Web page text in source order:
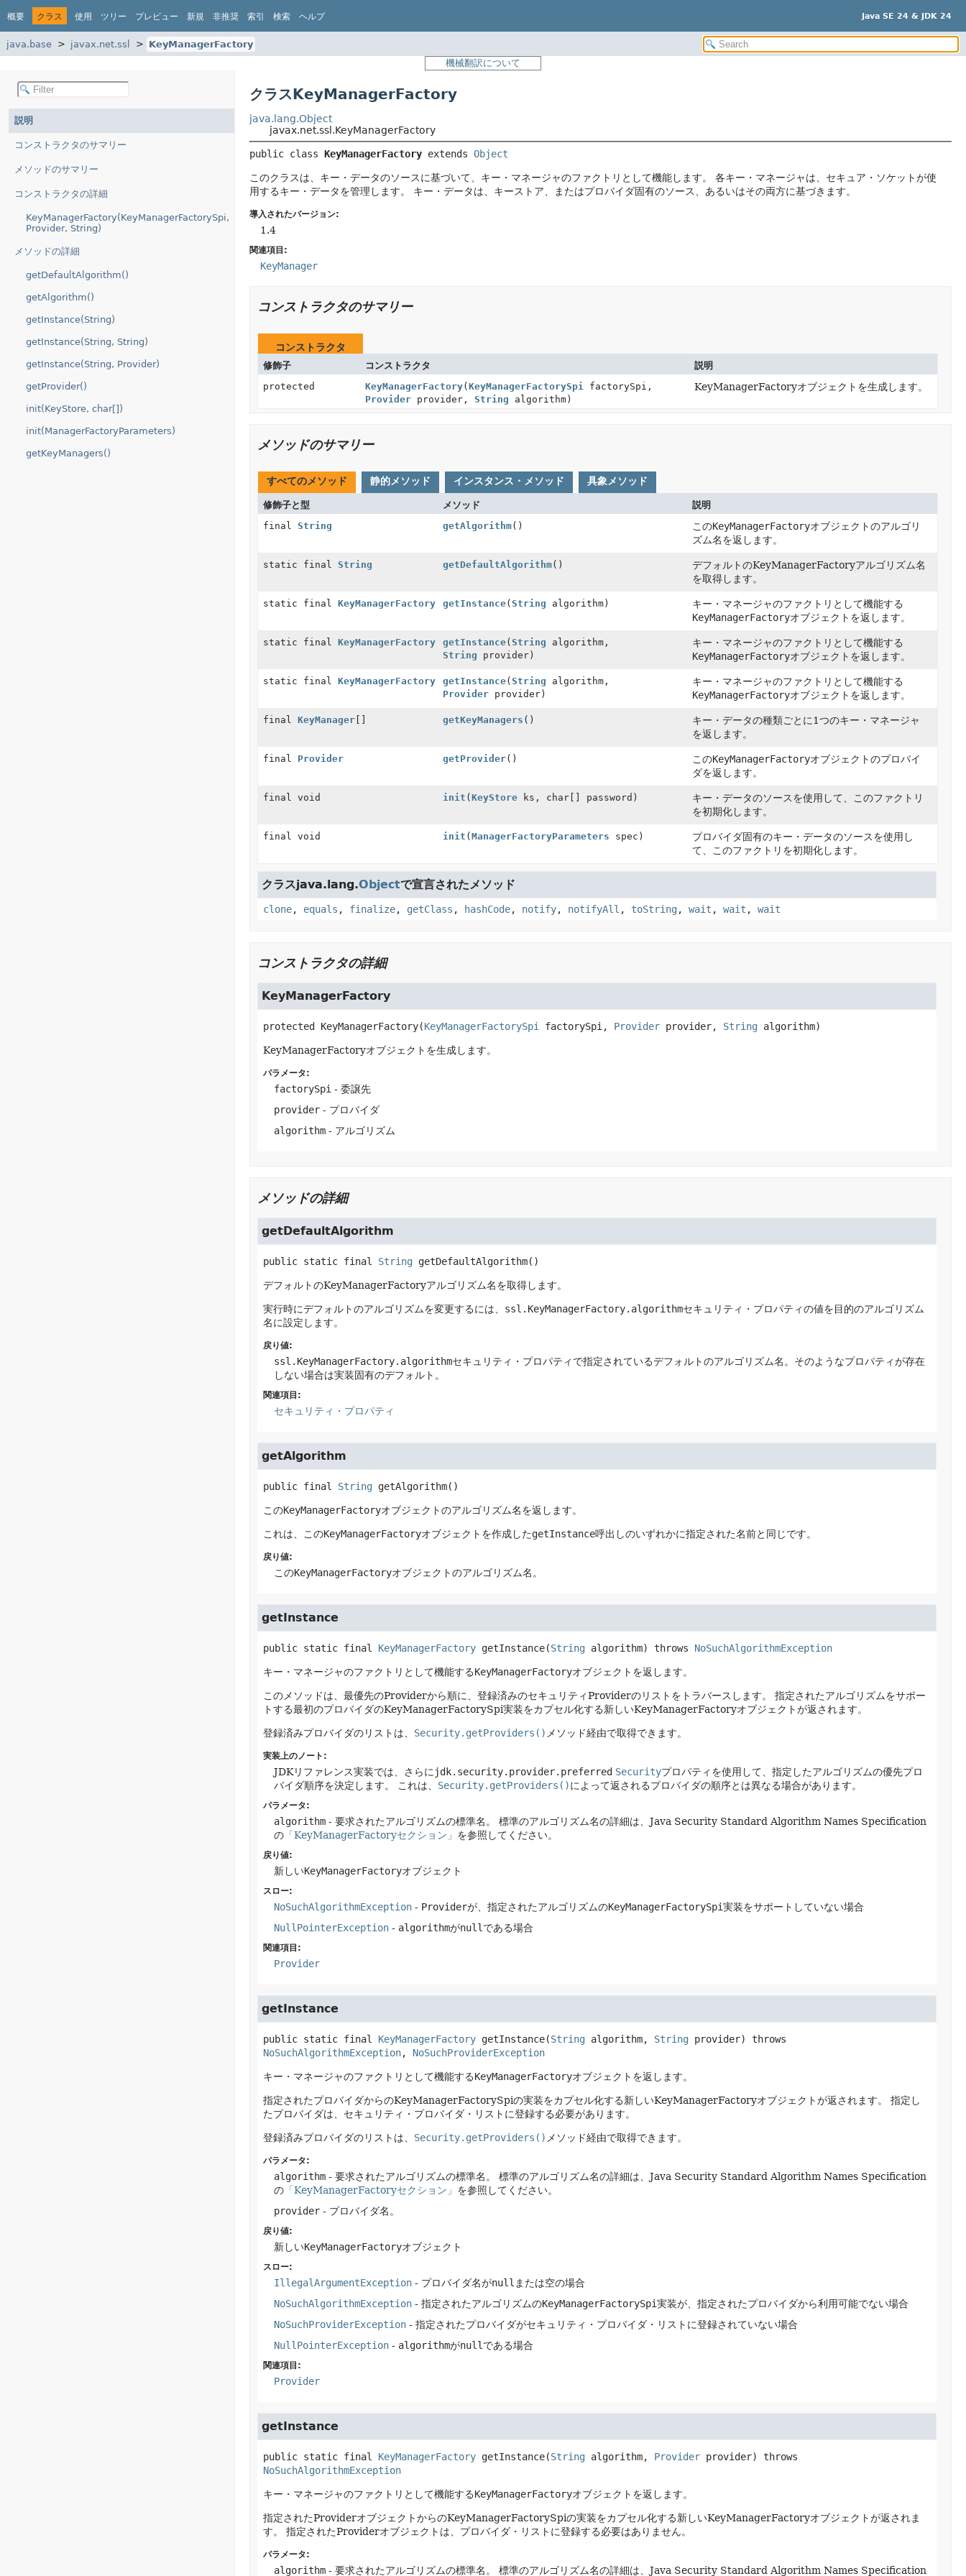
概要 クラス 使用 ツリー プレビュー 新規 非推奨 索引 検索 ヘルプ Java SE 24 & JDK 24
java.base javax.net.ssl
KeyManagerFactory
機械翻訳について
説明
コンストラクタのサマリー
メソッドのサマリー
コンストラクタの詳細
KeyManagerFactory(KeyManagerFactorySpi,
Provider, String)
メソッドの詳細
getDefaultAlgorithm()
getAlgorithm()
getInstance(String)
getInstance(String, String)
getInstance(String, Provider)
getProvider()
init(KeyStore, char[])
init(ManagerFactoryParameters)
getKeyManagers()
クラスKeyManagerFactory
java.lang.Object
javax.net.ssl.KeyManagerFactory
public class KeyManagerFactory extends Object
このクラスは、キー・データのソースに基づいて、キー・マネージャのファクトリとして機能します。
各キー・マネージャは、セキュア・ソケットが使
用するキー・データを管理します。
キー・データは、キーストア、またはプロバイダ固有のソース、あるいはその両方に基づきます。
導入されたバージョン:
1.4
関連項目:
KeyManager
コンストラクタのサマリー
コンストラクタ
修飾子 コンストラクタ
説明
protected
KeyManagerFactory( KeyManagerFactorySpifactorySpi,
Providerprovider, String algorithm)
KeyManagerFactoryオブジェクトを生成します。
メソッドのサマリー
すべてのメソッド 静的メソッド インスタンス・メソッド 具象メソッド
修飾子と型 メソッド
説明
final String getAlgorithm() このKeyManagerFactoryオブジェクトのアルゴリ
ズム名を返します。
static final String getDefaultAlgorithm()
デフォルトのKeyManagerFactoryアルゴリズム名
を取得します。
static final KeyManagerFactory getInstance( String algorithm)
キー・マネージャのファクトリとして機能する
KeyManagerFactoryオブジェクトを返します。
static final KeyManagerFactory getInstance( String algorithm,
String provider)
キー・マネージャのファクトリとして機能する
KeyManagerFactoryオブジェクトを返します。
static final KeyManagerFactory getInstance( String algorithm,
Providerprovider)
キー・マネージャのファクトリとして機能する
KeyManagerFactoryオブジェクトを返します。
final KeyManager[] getKeyManagers ()
キー・データの種類ごとに1つのキー・マネージャ
を返します。
final Provider getProvider() このKeyManagerFactoryオブジェクトのプロバイ
ダを返します。
final void init ( KeyStoreks, char[] password)
キー・データのソースを使用して、このファクトリ
を初期化します。
final void init ( ManagerFactoryParameters spec)
プロバイダ固有のキー・データのソースを使用し
て、このファクトリを初期化します。
クラスjava.lang.Objectで宣言されたメソッド
clone, equals , finalize, getClass , hashCode, notify, notifyAll , toString, wait , wait , wait
コンストラクタの詳細
KeyManagerFactory
protected KeyManagerFactory(KeyManagerFactorySpi factorySpi, Provider provider, String algorithm)
KeyManagerFactoryオブジェクトを生成します。
パラメータ:
factorySpi - 委譲先
provider- プロバイダ
algorithm- アルゴリズム
メソッドの詳細
getDefaultAlgorithm
public static final String getDefaultAlgorithm()
デフォルトのKeyManagerFactoryアルゴリズム名を取得します。
実行時にデフォルトのアルゴリズムを変更するには、 ssl.KeyManagerFactory.algorithmセキュリティ・プロパティの値を目的のアルゴリズム
名に設定します。
戻り値:
ssl.KeyManagerFactory.algorithmセキュリティ・プロパティで指定されているデフォルトのアルゴリズム名。そのようなプロパティが存在
しない場合は実装固有のデフォルト。
関連項目:
セキュリティ・プロパティ
getAlgorithm
public final String getAlgorithm()
このKeyManagerFactoryオブジェクトのアルゴリズム名を返します。
これは、このKeyManagerFactoryオブジェクトを作成したgetInstance呼出しのいずれかに指定された名前と同じです。
戻り値:
このKeyManagerFactoryオブジェクトのアルゴリズム名。
getInstance
public static final KeyManagerFactory getInstance(String algorithm) throws NoSuchAlgorithmException
キー・マネージャのファクトリとして機能するKeyManagerFactoryオブジェクトを返します。
このメソッドは、最優先のProviderから順に、登録済みのセキュリティProviderのリストをトラバースします。
指定されたアルゴリズムをサポー
トする最初のプロバイダのKeyManagerFactorySpi実装をカプセル化する新しいKeyManagerFactoryオブジェクトが返されます。
登録済みプロバイダのリストは、 Security.getProviders() メソッド経由で取得できます。
実装上のノート:
JDKリファレンス実装では、さらに jdk.security.provider.preferred Securityプロパティを使用して、指定したアルゴリズムの優先プロ
バイダ順序を決定します。
これは、 Security.getProviders()によって返されるプロバイダの順序とは異なる場合があります。
パラメータ:
algorithm- 要求されたアルゴリズムの標準名。
標準のアルゴリズム名の詳細は、Java Security Standard Algorithm Names Specification
の「KeyManagerFactoryセクション」 を参照してください。
戻り値:
新しいKeyManagerFactoryオブジェクト
スロー:
NoSuchAlgorithmException- Providerが、指定されたアルゴリズムのKeyManagerFactorySpi実装をサポートしていない場合
NullPointerException- algorithmがnull である場合
関連項目:
Provider
getInstance
public static final KeyManagerFactory getInstance(String algorithm, String provider)
throws
NoSuchAlgorithmException, NoSuchProviderException
キー・マネージャのファクトリとして機能するKeyManagerFactoryオブジェクトを返します。
指定されたプロバイダからのKeyManagerFactorySpiの実装をカプセル化する新しいKeyManagerFactoryオブジェクトが返されます。
指定し
たプロバイダは、セキュリティ・プロバイダ・リストに登録する必要があります。
登録済みプロバイダのリストは、 Security.getProviders() メソッド経由で取得できます。
パラメータ:
algorithm- 要求されたアルゴリズムの標準名。
標準のアルゴリズム名の詳細は、Java Security Standard Algorithm Names Specification
の「KeyManagerFactoryセクション」 を参照してください。
provider- プロバイダ名。
戻り値:
新しいKeyManagerFactoryオブジェクト
スロー:
IllegalArgumentException- プロバイダ名がnull または空の場合
NoSuchAlgorithmException- 指定されたアルゴリズムのKeyManagerFactorySpi実装が、指定されたプロバイダから利用可能でない場合
NoSuchProviderException- 指定されたプロバイダがセキュリティ・プロバイダ・リストに登録されていない場合
NullPointerException- algorithmがnull である場合
関連項目:
Provider
getInstance
public static final KeyManagerFactory getInstance(String algorithm, Provider provider)
throws
NoSuchAlgorithmException
キー・マネージャのファクトリとして機能するKeyManagerFactoryオブジェクトを返します。
指定されたProviderオブジェクトからのKeyManagerFactorySpiの実装をカプセル化する新しいKeyManagerFactoryオブジェクトが返されま
す。
指定されたProviderオブジェクトは、プロバイダ・リストに登録する必要はありません。
パラメータ:
algorithm- 要求されたアルゴリズムの標準名。 標準のアルゴリズム名の詳細は、Java Security Standard Algorithm Names Specification